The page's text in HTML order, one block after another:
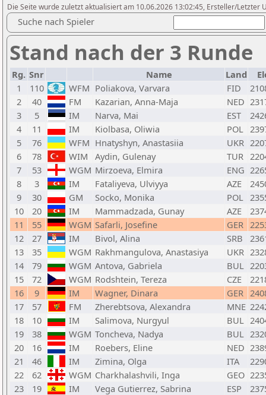
Die Seite wurde zuletzt aktualisiert am 10.06.2026 13:02:45, Ersteller/Letzter
Suche nach Spieler
Stand nach der 3 Runde
Rg. Snr Name Land
1
110 WFM Poliakova, Varvara FID
2
40 FM Kazarian, Anna-Maja NED
3
5 IM Narva, Mai EST
4
11 IM Kiolbasa, Oliwia POL
5
76 WFM Hnatyshyn, Anastasiia UKR
6
78 WIM Aydin, Gulenay TUR
7
53 WGM Mirzoeva, Elmira ENG
8
3 IM Fataliyeva, Ulviyya AZE
9
30 GM Socko, Monika POL
10
20 IM Mammadzada, Gunay AZE
11
55 WGM Safarli, Josefine GER
12
27 IM Bivol, Alina SRB
13
35 WGM Rakhmangulova, Anastasiya UKR
14
79 WGM Antova, Gabriela BUL
15
72 WGM Rodshtein, Tereza CZE
16
9 IM Wagner, Dinara GER
17
57 FM Zherebtsova, Alexandra MNE
18
10 IM Salimova, Nurgyul BUL
19
38 WGM Toncheva, Nadya BUL
20
16 IM Roebers, Eline NED
21
46 IM Zimina, Olga ITA
22
62 WGM Charkhalashvili, Inga GEO
23
19 IM Vega Gutierrez, Sabrina ESP